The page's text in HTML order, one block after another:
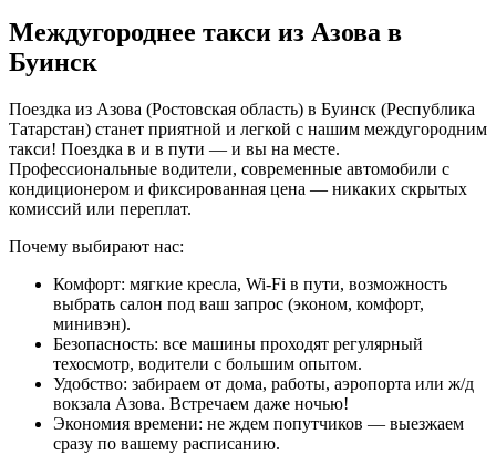
Междугороднее такси из Азова в
Буинск
Поездка из Азова (Ростовская область) в Буинск (Республика
Татарстан) станет приятной и легкой с нашим междугородним
такси! Поездка в и в пути — и вы на месте.
Профессиональные водители, современные автомобили с
кондиционером и фиксированная цена — никаких скрытых
комиссий или переплат.
Почему выбирают нас:
Комфорт: мягкие кресла, Wi-Fi в пути, возможность
выбрать салон под ваш запрос (эконом, комфорт,
минивэн).
Безопасность: все машины проходят регулярный
техосмотр, водители с большим опытом.
Удобство: забираем от дома, работы, аэропорта или ж/д
вокзала Азова. Встречаем даже ночью!
Экономия времени: не ждем попутчиков — выезжаем
сразу по вашему расписанию.